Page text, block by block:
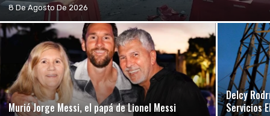
8 De Agosto De 2026
Murió Jorge Messi, el papá de Lionel Messi
Delcy
Servicios